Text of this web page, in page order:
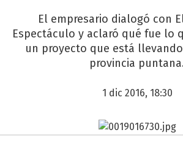
El empresario dialogó con
Espectáculo y aclaró qué fue lo
un proyecto que está
provincia
1 dic 2016, 18:30